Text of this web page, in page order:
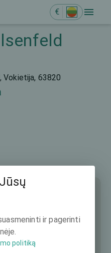
€
Vokietija, 63820
ir pagerinti
politiką